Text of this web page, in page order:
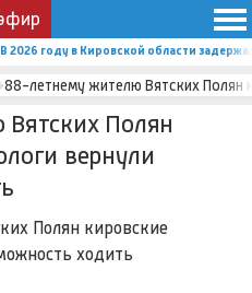
В 2026 году в Кировской области
88-летнему жителю Вятских Полян
Полян
вернули